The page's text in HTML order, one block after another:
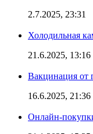
2.7.2025, 23:31
Холодильная
21.6.2025, 13:16
Вакцинация от
16.6.2025, 21:36
Онлайн-